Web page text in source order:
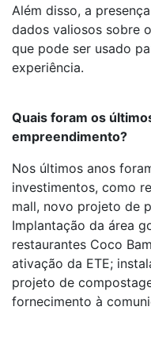
Além disso, a
dados valiosos sobre
que pode ser usado
experiência.
Quais foram os
empreendimento?
Nos últimos anos
investimentos, como
mall, novo projeto de
Implantação da área
restaurantes Coco
ativação da ETE;
projeto de
fornecimento à